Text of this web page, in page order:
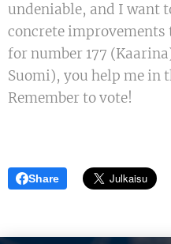
undeniable, and I want
concrete improvements
for number 177
Suomi), you help me in
Remember to vote!
Share